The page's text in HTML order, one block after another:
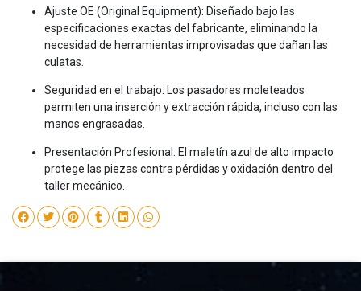
Ajuste OE (Original Equipment): Diseñado bajo las
especificaciones exactas del fabricante, eliminando la
necesidad de herramientas improvisadas que dañan las
culatas.
Seguridad en el trabajo: Los pasadores moleteados
permiten una inserción y extracción rápida, incluso con las
manos engrasadas.
Presentación Profesional: El maletín azul de alto impacto
protege las piezas contra pérdidas y oxidación dentro del
taller mecánico.